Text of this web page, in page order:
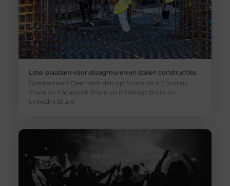
Latei plaatsen voor draagmuren en stalen constructies
Goed artikel? Deel hem dan op: Share on X (Twitter)
Share on Facebook Share on Pinterest Share on
LinkedIn Share